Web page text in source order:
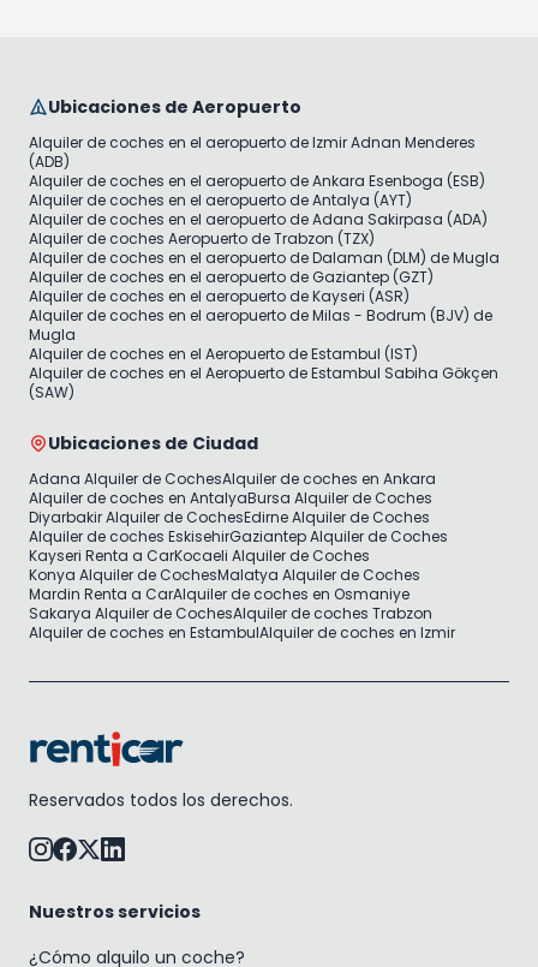
Ubicaciones de Aeropuerto
Alquiler de coches en el aeropuerto de Izmir Adnan Menderes
(ADB)
Alquiler de coches en el aeropuerto de Ankara Esenboga (ESB)
Alquiler de coches en el aeropuerto de Antalya (AYT)
Alquiler de coches en el aeropuerto de Adana Sakirpasa (ADA)
Alquiler de coches Aeropuerto de Trabzon (TZX)
Alquiler de coches en el aeropuerto de Dalaman (DLM) de Mugla
Alquiler de coches en el aeropuerto de Gaziantep (GZT)
Alquiler de coches en el aeropuerto de Kayseri (ASR)
Alquiler de coches en el aeropuerto de Milas - Bodrum (BJV) de
Mugla
Alquiler de coches en el Aeropuerto de Estambul (IST)
Alquiler de coches en el Aeropuerto de Estambul Sabiha Gökçen
(SAW)
Ubicaciones de Ciudad
Adana Alquiler de CochesAlquiler de coches en Ankara
Alquiler de coches en AntalyaBursa Alquiler de Coches
Diyarbakir Alquiler de CochesEdirne Alquiler de Coches
Alquiler de coches EskisehirGaziantep Alquiler de Coches
Kayseri Renta a CarKocaeli Alquiler de Coches
Konya Alquiler de CochesMalatya Alquiler de Coches
Mardin Renta a CarAlquiler de coches en Osmaniye
Sakarya Alquiler de CochesAlquiler de coches Trabzon
Alquiler de coches en EstambulAlquiler de coches en Izmir
Reservados todos los derechos.
Nuestros servicios
¿Cómo alquilo un coche?